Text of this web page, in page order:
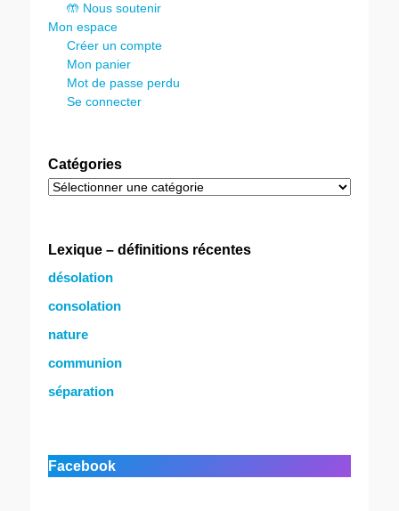
🤲 Nous soutenir
Mon espace
Créer un compte
Mon panier
Mot de passe perdu
Se connecter
Catégories
Catégories
Lexique – définitions récentes
désolation
consolation
nature
communion
séparation
Facebook